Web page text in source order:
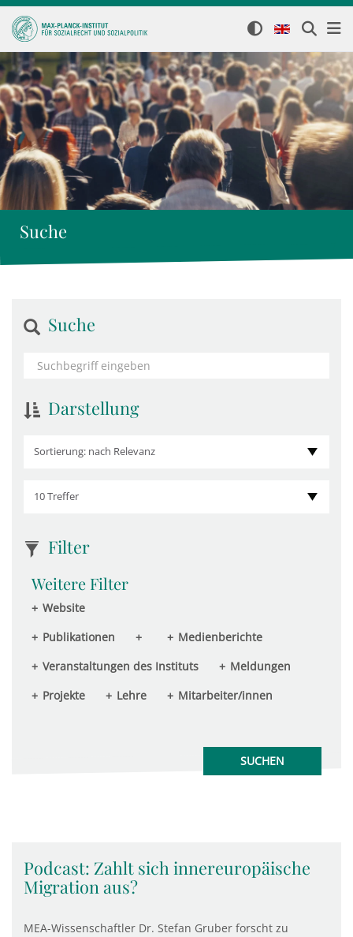
Suche
Suche
Darstellung
Sortierung: nach Relevanz
10 Treffer
Filter
Weitere Filter
+ Website
+ Publikationen + + Medienberichte
+ Veranstaltungen des Instituts + Meldungen
+ Projekte + Lehre + Mitarbeiter/innen
Podcast: Zahlt sich innereuropäische
Migration aus?
MEA-Wissenschaftler Dr. Stefan Gruber forscht zu